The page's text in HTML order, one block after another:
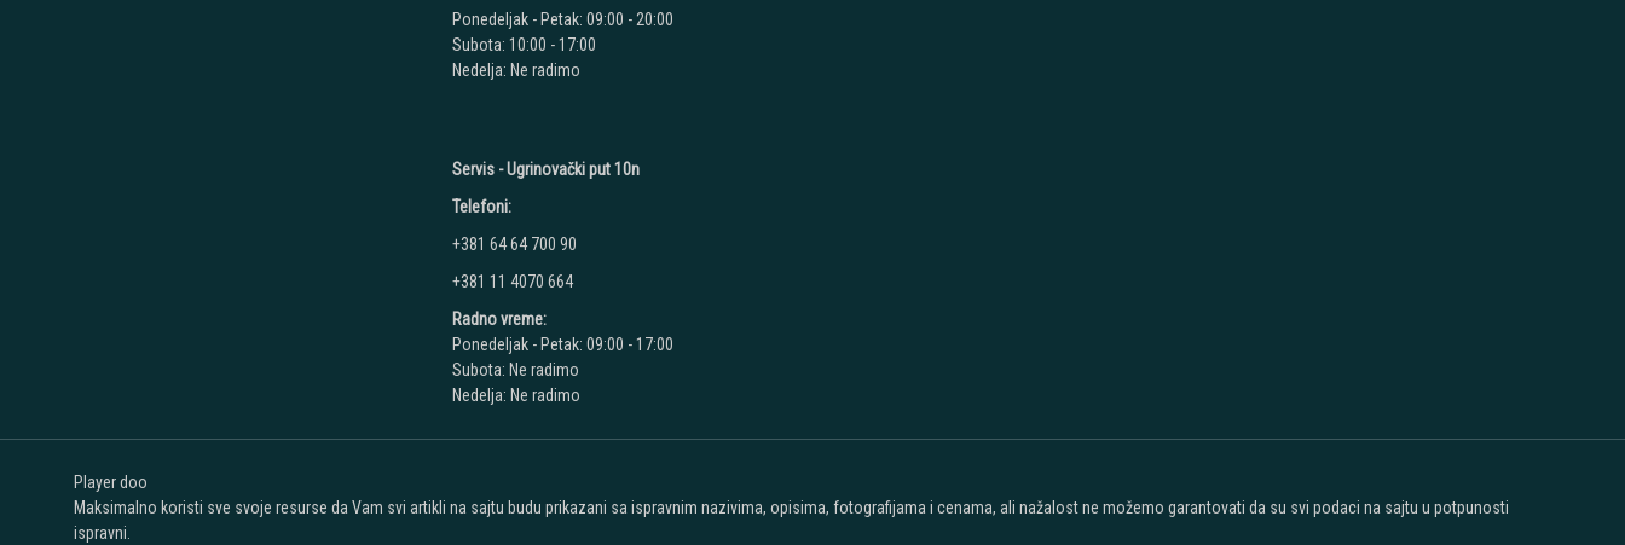
Ponedeljak - Petak: 09:00 - 20:00
Subota: 10:00 - 17:00
Nedelja: Ne radimo
Servis - Ugrinovački put 10n
Telefoni:
+381 64 64 700 90
+381 11 4070 664
Radno vreme:
Ponedeljak - Petak: 09:00 - 17:00
Subota: Ne radimo
Nedelja: Ne radimo
Player doo
Maksimalno koristi sve svoje resurse da Vam svi artikli na sajtu budu prikazani sa ispravnim nazivima, opisima, fotografijama i cenama, ali nažalost ne možemo garantovati da su svi podaci na sajtu u potpunosti
ispravni.